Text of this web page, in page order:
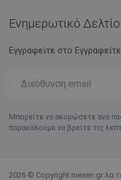
Ενημερωτικό Δελτίο
Εγγραφείτε στο
Μπορείτε να ακυρώσετε ανά
παρακαλούμε να βρείτε τις
2026 © Copyright mexen.gr λα